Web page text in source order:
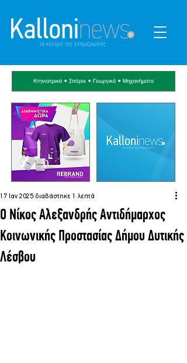
Ο Νίκος Αλεξανδρής Αντιδήμαρχος
Κοινωνικής Προστασίας Δήμου Δυτικής
Λέσβου
17 Ιαν 2025 διαβάστηκε 1 λεπτά